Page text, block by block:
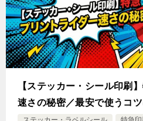
【ステッカー・シール印刷
速さの秘密／最安で使うコツ